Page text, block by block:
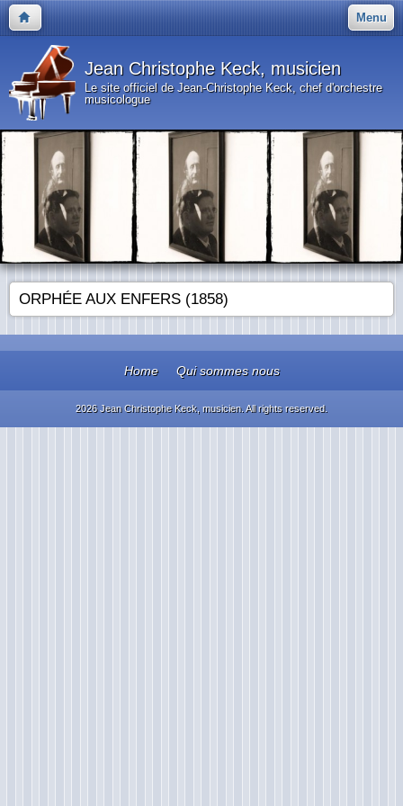
Menu
Jean Christophe Keck, musicien
Le site officiel de Jean-Christophe Keck, chef d'orchestre
musicologue
ORPHÉE AUX ENFERS (1858)
Home Qui sommes nous
2026 Jean Christophe Keck, musicien. All rights reserved.